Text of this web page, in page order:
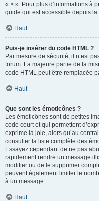
« > ». Pour plus d’informations à
guide qui est accessible depuis
Haut
Puis-je insérer du code HTML ?
Par mesure de sécurité, il n’est
forum. La majeure partie de la
code HTML peut être remplacée
Haut
Que sont les émoticônes ?
Les émoticônes sont de petites
code court et qui permettent
exprime la joie, alors qu’au
consulter la liste complète des
Essayez cependant de ne pas
rapidement rendre un message
modifier ou de le supprimer
peuvent également limiter le
à un message.
Haut